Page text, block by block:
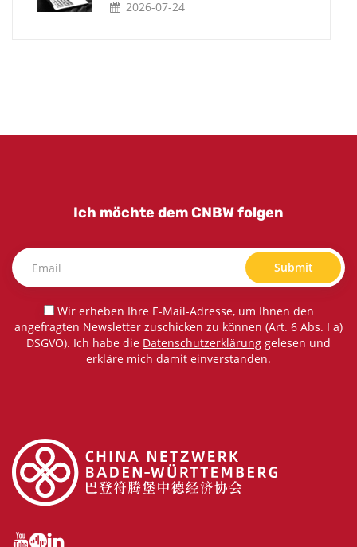
2026-07-24
Ich möchte dem CNBW folgen
Submit
Wir erheben Ihre E-Mail-Adresse, um Ihnen den
angefragten Newsletter zuschicken zu können (Art. 6 Abs. I a)
DSGVO). Ich habe die Datenschutzerklärung gelesen und
erkläre mich damit einverstanden.